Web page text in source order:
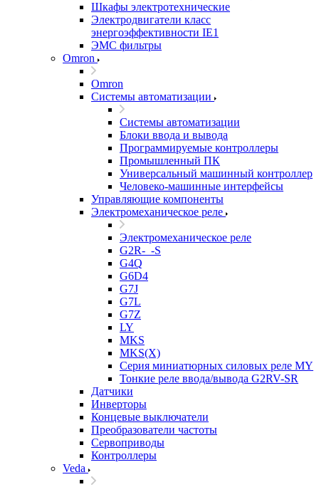
Шкафы электротехнические
Электродвигатели класс
энергоэффективности IE1
ЭМС фильтры
Omron
Omron
Системы автоматизации
Системы автоматизации
Блоки ввода и вывода
Программируемые контроллеры
Промышленный ПК
Универсальный машинный контроллер
Человеко-машинные интерфейсы
Управляющие компоненты
Электромеханическое реле
Электромеханическое реле
G2R-_-S
G4Q
G6D4
G7J
G7L
G7Z
LY
MKS
MKS(X)
Серия миниатюрных силовых реле MY
Тонкие реле ввода/вывода G2RV-SR
Датчики
Инверторы
Концевые выключатели
Преобразователи частоты
Сервоприводы
Контроллеры
Veda